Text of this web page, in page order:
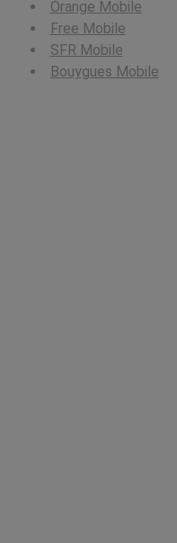
Orange Mobile
Free Mobile
SFR Mobile
Bouygues Mobile